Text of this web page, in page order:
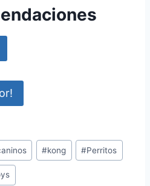
#kong #Perritos